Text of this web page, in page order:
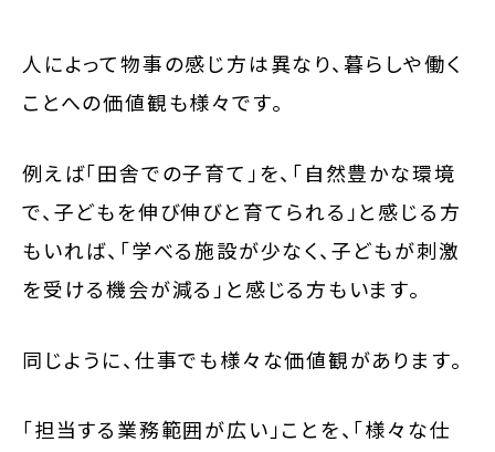
人によって物事の感じ方は異なり、暮らしや働く
ことへの価値観も様々です。
例えば「田舎での子育て」を、「自然豊かな環境
で、子どもを伸び伸びと育てられる」と感じる方
もいれば、「学べる施設が少なく、子どもが刺激
を受ける機会が減る」と感じる方もいます。
同じように、仕事でも様々な価値観があります。
「担当する業務範囲が広い」ことを、「様々な仕